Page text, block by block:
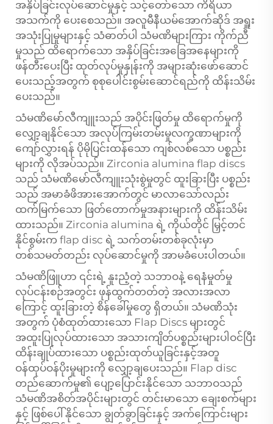
အနှိပ်ခြင်းလုပ်ဆောင်မှုနှင့် သင့်တော်သော ကိရိယာ
အသက်ကို ပေးစေသည်။ အလူမီနီယမ်အောက်ဆိုဒ် အရှူး
အသုံးပြုမှုများနှင့် သံဓာတ်ပါ သံမဏိများကြား ကိုက်ညီ
မှုသည် ထိရောက်သော အနှိပ်ခြင်းအခြေအနေများကို
ဖန်တီးပေးပြီး ထုတ်လုပ်မှုနှုန်းကို အများဆုံးဖော်ဆောင်
ပေးသည့်အတွက် စုစုပေါင်းစွမ်းဆောင်ရည်ကို ထိန်းသိမ်း
ပေးသည်။
သံမဏိမော်လီကျူးသည် အပိုင်းဖြတ်မှု ထိရောက်မှုကို
လျှော့ချနိုင်သော အလုပ်ကြမ်းတမ်းမှုလက္ခဏာများကို
ကျော်လွှားရန် ပိုမိုပြင်းထန်သော ကျစ်လစ်သော ပစ္စည်း
များကို လိုအပ်သည်။ Zirconia alumina flap discs
သည် သံမဏိမော်လီကျူးသုံးစွဲမှုတွင် ထူးခြားပြီး ပစ္စည်း
သည် အမာခံဖိအားအောက်တွင် မာလာသော်လည်း
ထက်မြက်သော ဖြတ်တောက်မှုအနားများကို ထိန်းသိမ်း
ထားသည်။ Zirconia alumina ရဲ့ ကိုယ်တိုင် မြှင့်တင်
နိုင်စွမ်းက flap disc ရဲ့ သက်တမ်းတစ်ခုလုံးမှာ
တစ်သမတ်တည်း လုပ်ဆောင်မှုကို အာမခံပေးပါတယ်။
သံမဏိဖြူဟာ ၎င်းရဲ့ နူးညံ့တဲ့ သဘာဝနဲ့ ရေနံမှုတ်မှု
လုပ်ငန်းစဉ်အတွင်း ဖုန်ထွက်တတ်တဲ့ အလားအလာ
ကြောင့် ထူးခြားတဲ့ စိန်ခေါ်မှုတွေ ရှိတယ်။ သံမဏိသုံး
အတွက် ပုံစံထုတ်ထားသော Flap Discs များတွင်
အထူးပြုလုပ်ထားသော အသားကျိတ်ပစ္စည်းများပါဝင်ပြီး
ထိန်းချုပ်ထားသော ပစ္စည်းထုတ်ယူခြင်းနှင့်အတူ
ဝန်ထုပ်ဝန်ပိုးမှုများကို လျှော့ချပေးသည်။ Flap disc
တည်ဆောက်မှု၏ ပျော့ပြောင်းနိုင်သော သဘာဝသည်
သံမဏိအစိတ်အပိုင်းများတွင် တင်းမာသော ချေးစက်များ
နှင့် ဖြစ်ပေါ်နိုင်သော ချွတ်ခွာခြင်းနှင့် အက်ကြောင်းများ